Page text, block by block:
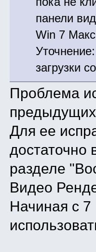
панели
Win 7 Макс
загрузки
Проблема
Для ее
достаточно
разделе
Видео
Начиная с